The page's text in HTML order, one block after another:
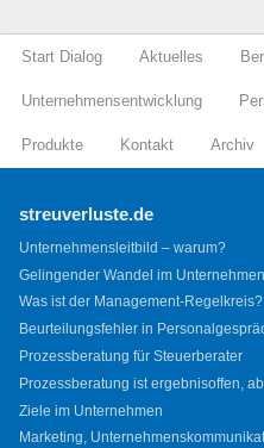
Start Dialog Aktuelles
Unternehmensentwicklung
Produkte Kontakt Archiv
streuverluste.de
Unternehmensleitbild – warum?
Gelingender Wandel im
Was ist der Management-Regelkreis?
Beurteilungsfehler in
Prozessberatung für Steuerberater
Prozessberatung ist ergebnisoffen,
Ziele im Unternehmen
Marketing,